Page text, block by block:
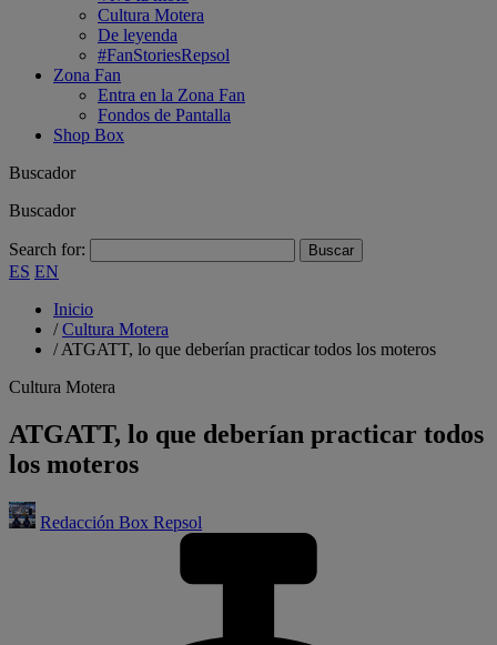
Cultura Motera
De leyenda
#FanStoriesRepsol
Zona Fan
Entra en la Zona Fan
Fondos de Pantalla
Shop Box
Buscador
Buscador
Search for:
ES EN
Inicio
/Cultura Motera
/ATGATT, lo que deberían practicar todos los moteros
Cultura Motera
ATGATT, lo que deberían practicar todos
los moteros
Redacción Box Repsol